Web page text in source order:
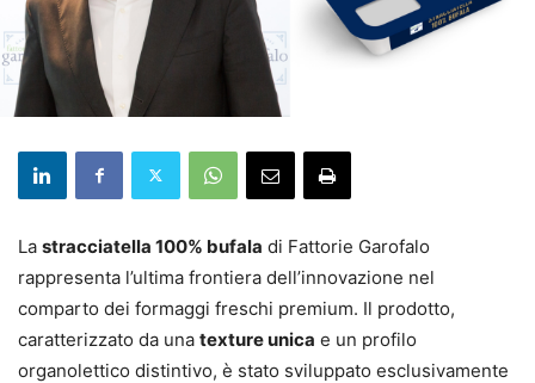
La stracciatella 100% bufala di Fattorie Garofalo
rappresenta l’ultima frontiera dell’innovazione nel
comparto dei formaggi freschi premium. Il prodotto,
caratterizzato da una texture unica e un profilo
organolettico distintivo, è stato sviluppato esclusivamente